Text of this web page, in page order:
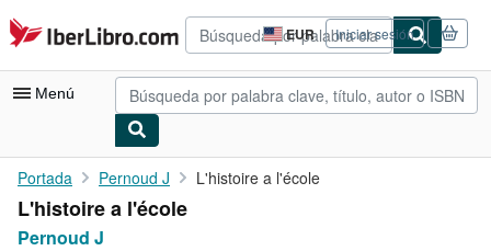
Pasar al contenido principal
IberLibro.com EUR
Preferencias
de
compra
del
Iniciar sesión
Menú
Mi cuenta
Consultar mis pedidos
Portada Pernoud J L'histoire a l'école
L'histoire a l'école
Pernoud J